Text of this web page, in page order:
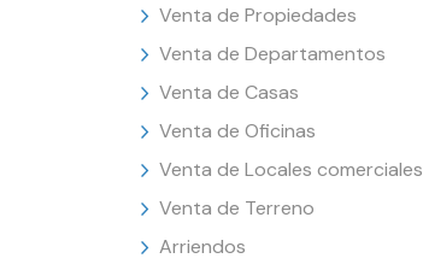
Venta de Propiedades
Venta de Departamentos
Venta de Casas
Venta de Oficinas
Venta de Locales comerciales
Venta de Terreno
Arriendos